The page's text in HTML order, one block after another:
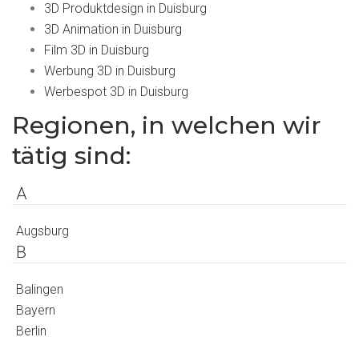
3D Produktdesign in Duisburg
3D Animation in Duisburg
Film 3D in Duisburg
Werbung 3D in Duisburg
Werbespot 3D in Duisburg
Regionen, in welchen wir
tätig sind:
A
Augsburg
B
Balingen
Bayern
Berlin